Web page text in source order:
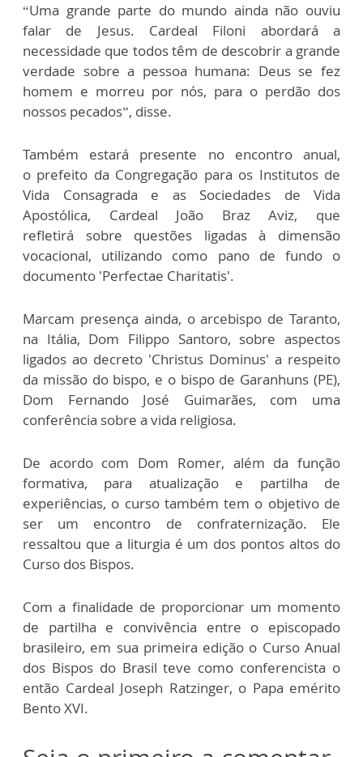
“Uma grande parte do mundo ainda não ouviu
falar de Jesus. Cardeal Filoni abordará a
necessidade que todos têm de descobrir a grande
verdade sobre a pessoa humana: Deus se fez
homem e morreu por nós, para o perdão dos
nossos pecados”, disse.
Também estará presente no encontro anual,
o prefeito da Congregação para os Institutos de
Vida Consagrada e as Sociedades de Vida
Apostólica, Cardeal João Braz Aviz, que
refletirá sobre questões ligadas à dimensão
vocacional, utilizando como pano de fundo o
documento 'Perfectae Charitatis'.
Marcam presença ainda, o arcebispo de Taranto,
na Itália, Dom Filippo Santoro, sobre aspectos
ligados ao decreto 'Christus Dominus' a respeito
da missão do bispo, e o bispo de Garanhuns (PE),
Dom Fernando José Guimarães, com uma
conferência sobre a vida religiosa.
De acordo com Dom Romer, além da função
formativa, para atualização e partilha de
experiências, o curso também tem o objetivo de
ser um encontro de confraternização. Ele
ressaltou que a liturgia é um dos pontos altos do
Curso dos Bispos.
Com a finalidade de proporcionar um momento
de partilha e convivência entre o episcopado
brasileiro, em sua primeira edição o Curso Anual
dos Bispos do Brasil teve como conferencista o
então Cardeal Joseph Ratzinger, o Papa emérito
Bento XVI.